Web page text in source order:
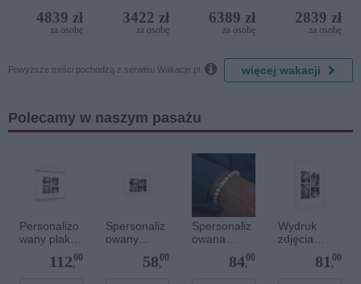
(ex. Citta
del Mare)
4839 zł
za osobę
3422 zł
za osobę
Golf
Resort by
Diamonds
6389 zł
za osobę
2839 zł
za osobę
Powyższe treści pochodzą z serwisu Wakacje.pl.  więcej wakacji
Polecamy w naszym pasażu
Personalizo
wany plakat
drewnianym
112,
00
Spersonaliz
owany
plakat - 30 x
58,
00
Spersonaliz
owana
bransoletka
84,
00
Wydruk
zdjęcia
plakatu - 50
x 70 cm81 ,
00